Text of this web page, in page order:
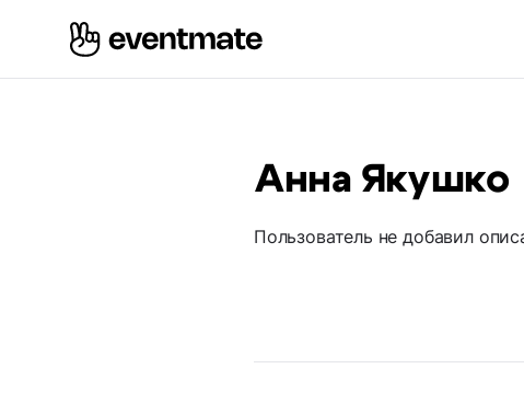
Анна Якушко
Пользователь не добавил